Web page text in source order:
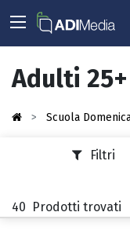
Adulti 25+
Scuola
Filtri
40 Prodotti trovati